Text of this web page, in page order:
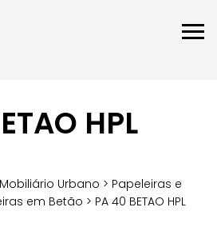
HPL
Mobiliário Urbano > Papeleiras e
em Betão > PA 40 BETAO HPL